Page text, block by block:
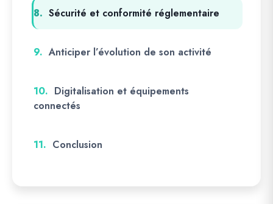
8. Sécurité et conformité réglementaire
9. Anticiper l’évolution de son activité
10. Digitalisation et équipements
connectés
11. Conclusion